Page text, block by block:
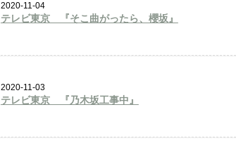
2020-11-04
テレビ東京 『そこ曲がったら、櫻坂』
2020-11-03
テレビ東京 『乃木坂工事中』